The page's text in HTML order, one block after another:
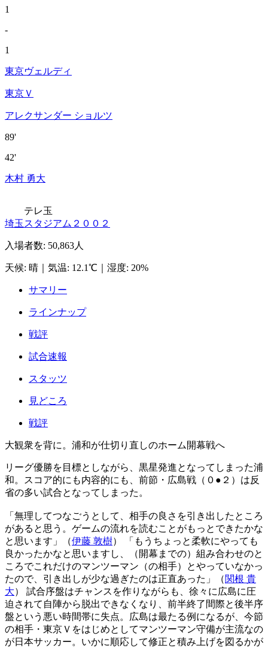
1
-
1
東京ヴェルディ
東京Ｖ
アレクサンダー ショルツ
89'
42'
木村 勇大
テレ玉
埼玉スタジアム２００２
入場者数: 50,863人
天候: 晴 気温: 12.1℃ 湿度: 20%
サマリー
ラインナップ
戦評
試合速報
スタッツ
見どころ
戦評
大観衆を背に。浦和が仕切り直しのホーム開幕戦へ
リーグ優勝を目標としながら、黒星発進となってしまった浦
和。スコア的にも内容的にも、前節・広島戦（０●２）は反
省の多い試合となってしまった。
「無理してつなごうとして、相手の良さを引き出したところ
があると思う。ゲームの流れを読むことがもっとできたかな
と思います」（伊藤 敦樹） 「もうちょっと柔軟にやっても
良かったかなと思いますし、（開幕までの）組み合わせのと
ころでこれだけのマンツーマン（の相手）とやっていなかっ
たので、引き出しが少な過ぎたのは正直あった」（関根 貴
大） 試合序盤はチャンスを作りながらも、徐々に広島に圧
迫されて自陣から脱出できなくなり、前半終了間際と後半序
盤という悪い時間帯に失点。広島は最たる例になるが、今節
の相手・東京Ｖをはじめとしてマンツーマン守備が主流なの
が日本サッカー。いかに順応して修正と積み上げを図るかが